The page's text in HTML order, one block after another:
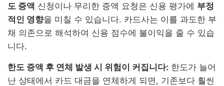
도 증액 신청이나 무리한 증액 요청은 신용 평가에 부정
적인 영향을 미칠 수 있습니다. 카드사는 이를 과도한 부
채 의존으로 해석하여 신용 점수에 불이익을 줄 수 있습
니다.
한도 증액 후 연체 발생 시 위험이 커집니다: 한도가 늘어
난 상태에서 카드 대금을 연체하게 되면, 기존보다 훨씬